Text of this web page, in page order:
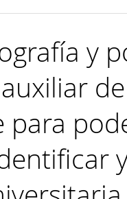
y
para